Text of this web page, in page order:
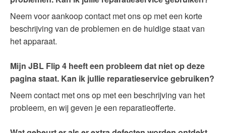
Neem voor aankoop contact met ons op met een korte
beschrijving van de problemen en de huidige staat van
het apparaat.
Mijn JBL Flip 4 heeft een probleem dat niet op deze
pagina staat. Kan ik jullie reparatieservice gebruiken?
Neem contact met ons op met een beschrijving van het
probleem, en wij geven je een reparatieofferte.